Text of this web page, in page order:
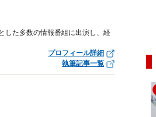
した多数の情報番組に出演し、経
プロフィール詳細
執筆記事一覧